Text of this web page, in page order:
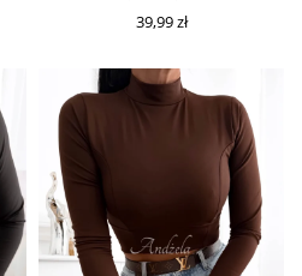
39,99 zł